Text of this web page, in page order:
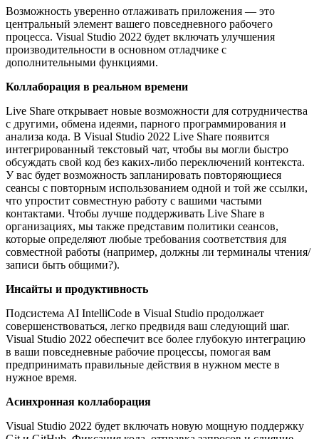
Возможность уверенно отлаживать приложения — это
центральный элемент вашего повседневного рабочего
процесса. Visual Studio 2022 будет включать улучшения
производительности в основном отладчике с
дополнительными функциями.
Коллаборация в реальном времени
Live Share открывает новые возможности для сотрудничества
с другими, обмена идеями, парного программирования и
анализа кода. В Visual Studio 2022 Live Share появится
интегрированный текстовый чат, чтобы вы могли быстро
обсуждать свой код без каких-либо переключений контекста.
У вас будет возможность запланировать повторяющиеся
сеансы с повторным использованием одной и той же ссылки,
что упростит совместную работу с вашими частыми
контактами. Чтобы лучше поддерживать Live Share в
организациях, мы также представим политики сеансов,
которые определяют любые требования соответствия для
совместной работы (например, должны ли терминалы чтения/
записи быть общими?).
Инсайты и продуктивность
Подсистема AI IntelliCode в Visual Studio продолжает
совершенствоваться, легко предвидя ваш следующий шаг.
Visual Studio 2022 обеспечит все более глубокую интеграцию
в ваши повседневные рабочие процессы, помогая вам
предпринимать правильные действия в нужном месте в
нужное время.
Асинхронная коллаборация
Visual Studio 2022 будет включать новую мощную поддержку